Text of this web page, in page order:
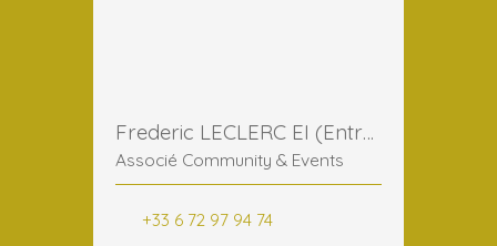
Frederic LECLERC EI (Entreprise Individuelle)
Associé Community & Events
+33 6 72 97 94 74